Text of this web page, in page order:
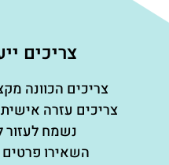
צריכים
צריכים הכוונה
צריכים עזרה
נשמח לעזור
השאירו פרטים